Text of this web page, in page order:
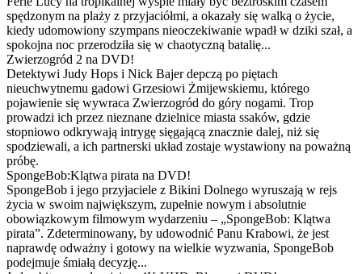
spędzonym na plaży z przyjaciółmi, a okazały się walką o życie,
kiedy udomowiony szympans nieoczekiwanie wpadł w dziki szał, a
spokojna noc przerodziła się w chaotyczną batalię...
Zwierzogród 2 na DVD!
Detektywi Judy Hops i Nick Bajer depczą po piętach
nieuchwytnemu gadowi Grzesiowi Żmijewskiemu, którego
pojawienie się wywraca Zwierzogród do góry nogami. Trop
prowadzi ich przez nieznane dzielnice miasta ssaków, gdzie
stopniowo odkrywają intrygę sięgającą znacznie dalej, niż się
spodziewali, a ich partnerski układ zostaje wystawiony na poważną
próbę.
SpongeBob:Klątwa pirata na DVD!
SpongeBob i jego przyjaciele z Bikini Dolnego wyruszają w rejs
życia w swoim największym, zupełnie nowym i absolutnie
obowiązkowym filmowym wydarzeniu – „SpongeBob: Klątwa
pirata”. Zdeterminowany, by udowodnić Panu Krabowi, że jest
naprawdę odważny i gotowy na wielkie wyzwania, SpongeBob
podejmuje śmiałą decyzję...